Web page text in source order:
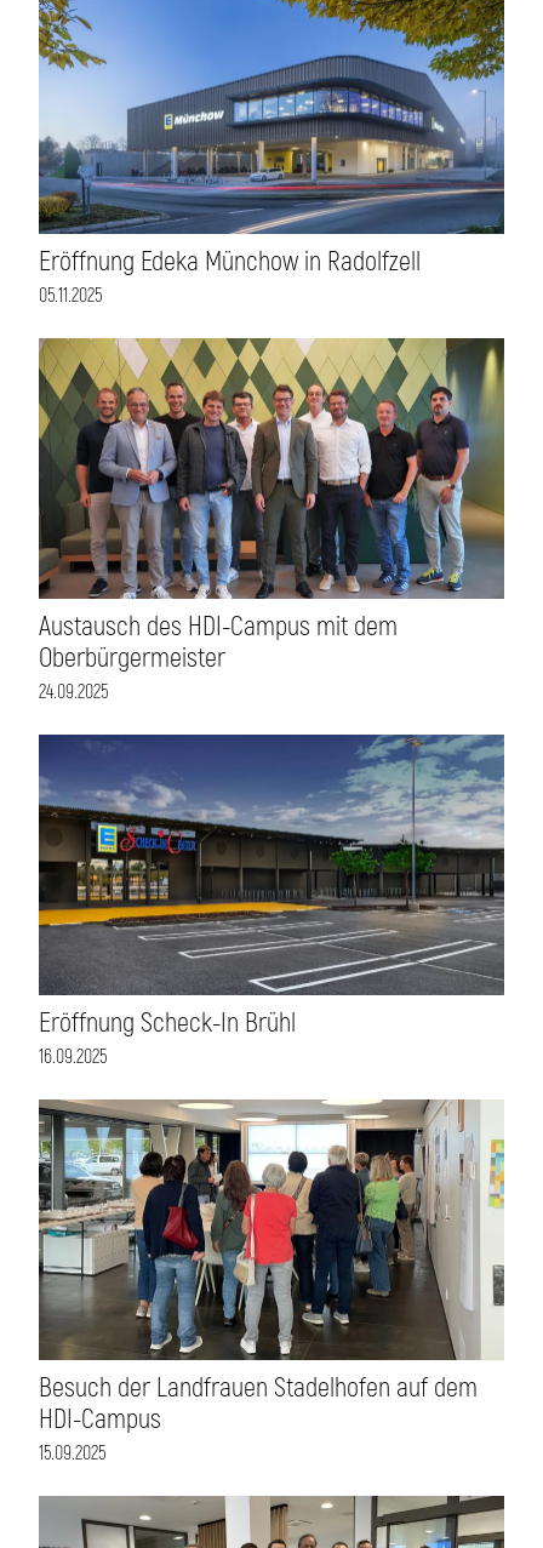
Eröffnung Edeka Münchow in Radolfzell
05.11.2025
Austausch des HDI-Campus mit dem
Oberbürgermeister
24.09.2025
Eröffnung Scheck-In Brühl
16.09.2025
Besuch der Landfrauen Stadelhofen auf dem
HDI-Campus
15.09.2025